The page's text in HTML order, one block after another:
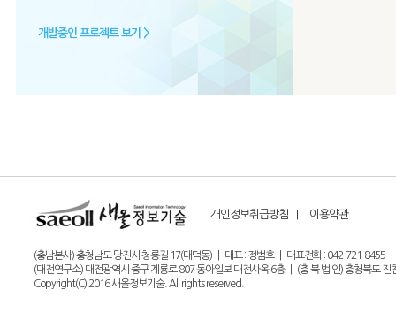
개발중인 프로젝트 보기 >
개인정보취급방침 | 이용약관
(충남본사) 충청남도 당진시 청룡길 17(대덕동) | 대표 : 정범호 | 대표전화 : 042-721-
(대전연구소) 대전광역시 중구 계룡로 807 동아일보 대전사옥 6층 | (충 북 법 인) 충청북도
Copyright(C) 2016 새올정보기술. All rights reserved.